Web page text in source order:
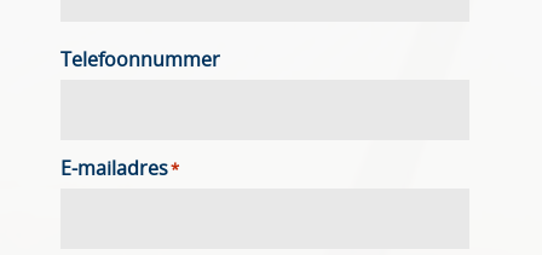
Telefoonnummer
E-mailadres*